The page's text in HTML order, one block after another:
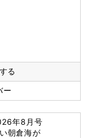
る
ー
年8月号
朝倉海が